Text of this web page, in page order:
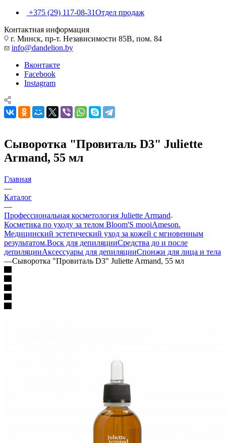
+375 (29) 117-08-31Отдел продаж
Контактная информация
г. Минск, пр-т. Независимости 85В, пом. 84
info@dandelion.by
Вконтакте
Facebook
Instagram
Сыворотка "Провиталь D3" Juliette
Armand, 55 мл
Главная
—
Каталог
—
Профессиональная косметология Juliette Armand
Косметика по уходу за телом Bloom'S mooiAmeson.
Медицинский эстетический уход за кожей с мгновенным
результатом.Воск для депиляцииСредства до и после
депиляцииАксессуары для депиляцииСпонжи для лица и тела
—Сыворотка "Провиталь D3" Juliette Armand, 55 мл